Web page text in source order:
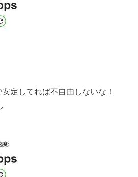
定してれば不自由しないな！